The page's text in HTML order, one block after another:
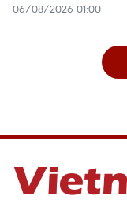
06/08/2026 01:00